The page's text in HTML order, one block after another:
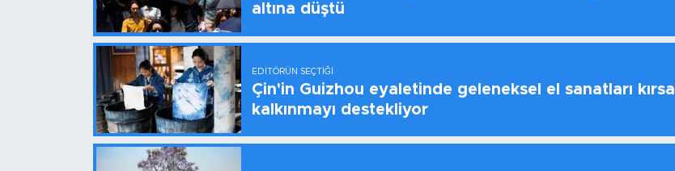
altına düştü
EDITÖRÜN SEÇTIĞI
Çin'in Guizhou eyaletinde geleneksel el sanatları kırsal
kalkınmayı destekliyor